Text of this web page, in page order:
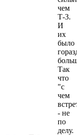
чем
Т-3.
И
их
было
Так
что
"с
чем
- не
по
делу.